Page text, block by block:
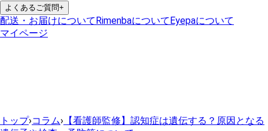
よくあるご質問+
配送・お届けについてRimenbaについてEyepaについて
マイページ
トップ›コラム› 【看護師監修】認知症は遺伝する？原因となる